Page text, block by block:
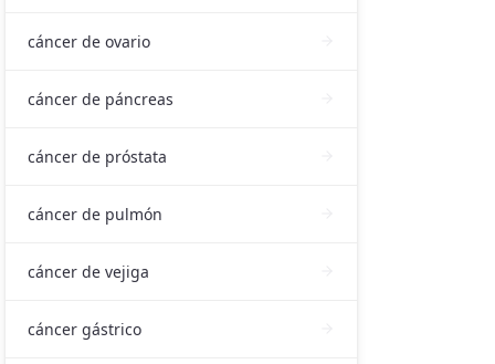
cáncer de ovario
cáncer de páncreas
cáncer de próstata
cáncer de pulmón
cáncer de vejiga
cáncer gástrico